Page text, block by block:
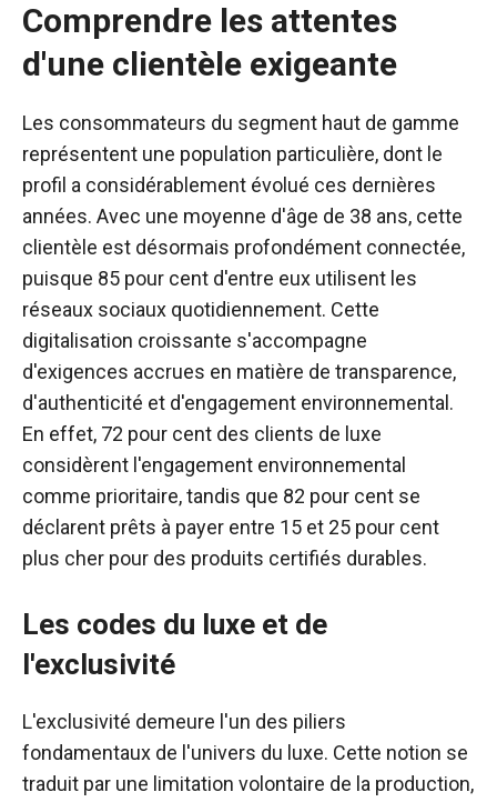
Comprendre les attentes
d'une clientèle exigeante
Les consommateurs du segment haut de gamme
représentent une population particulière, dont le
profil a considérablement évolué ces dernières
années. Avec une moyenne d'âge de 38 ans, cette
clientèle est désormais profondément connectée,
puisque 85 pour cent d'entre eux utilisent les
réseaux sociaux quotidiennement. Cette
digitalisation croissante s'accompagne
d'exigences accrues en matière de transparence,
d'authenticité et d'engagement environnemental.
En effet, 72 pour cent des clients de luxe
considèrent l'engagement environnemental
comme prioritaire, tandis que 82 pour cent se
déclarent prêts à payer entre 15 et 25 pour cent
plus cher pour des produits certifiés durables.
Les codes du luxe et de
l'exclusivité
L'exclusivité demeure l'un des piliers
fondamentaux de l'univers du luxe. Cette notion se
traduit par une limitation volontaire de la production,